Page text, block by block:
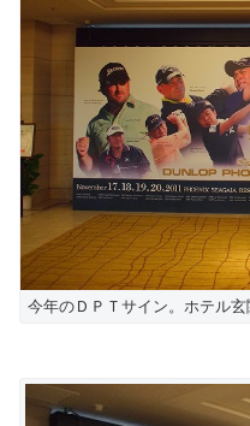
今年のＤＰＴサイン。ホテル玄